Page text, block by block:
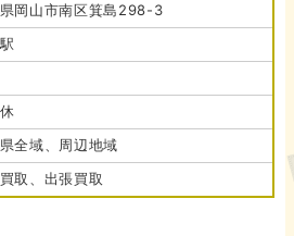
岡山市南区箕島298-3
全域、周辺地域
取、出張買取